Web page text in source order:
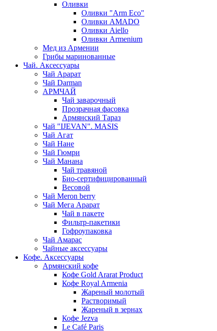
Оливки
Оливки "Arm Eco"
Оливки AMADO
Оливки Aiello
Оливки Armenium
Мед из Армении
Грибы маринованные
Чай. Аксессуары
Чай Арарат
Чай Darman
АРМЧАЙ
Чай заварочный
Прозрачная фасовка
Армянский Тараз
Чай "IJEVAN". MASIS
Чай Агат
Чай Нане
Чай Гюмри
Чай Манана
Чай травяной
Био-сертифицированный
Весовой
Чай Meron berry
Чай Мега Арарат
Чай в пакете
Фильтр-пакетики
Гофроупаковка
Чай Амарас
Чайные аксессуары
Кофе. Аксессуары
Армянский кофе
Кофе Gold Ararat Product
Кофе Royal Armenia
Жареный молотый
Растворимый
Жареный в зернах
Кофе Jezva
Le Café Paris